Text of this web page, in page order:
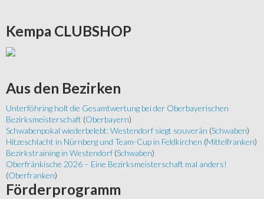
Kempa CLUBSHOP
Aus den Bezirken
Unterföhring holt die Gesamtwertung bei der Oberbayerischen
Bezirksmeisterschaft (Oberbayern)
Schwabenpokal wiederbelebt: Westendorf siegt souverän (Schwaben)
Hitzeschlacht in Nürnberg und Team-Cup in Feldkirchen (Mittelfranken)
Bezirkstraining in Westendorf (Schwaben)
Oberfränkische 2026 – Eine Bezirksmeisterschaft mal anders!
(Oberfranken)
Förderprogramm